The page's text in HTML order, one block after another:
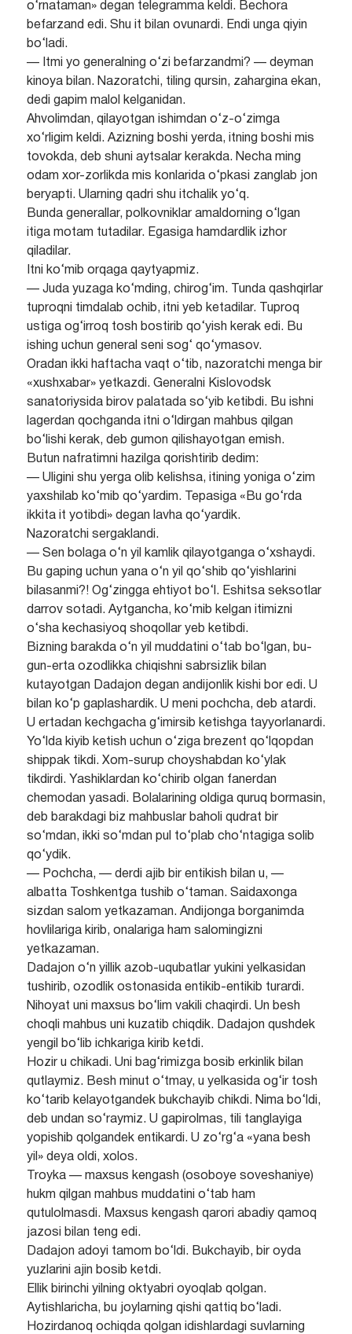
o‘rnataman» degan telegramma keldi. Bechora
befarzand edi. Shu it bilan ovunardi. Endi unga qiyin
bo‘ladi.
— Itmi yo generalning o‘zi befarzandmi? — deyman
kinoya bilan. Nazoratchi, tiling qursin, zahargina ekan,
dedi gapim malol kelganidan.
Ahvolimdan, qilayotgan ishimdan o‘z-o‘zimga
xo‘rligim keldi. Azizning boshi yerda, itning boshi mis
tovokda, deb shuni aytsalar kerakda. Necha ming
odam xor-zorlikda mis konlarida o‘pkasi zanglab jon
beryapti. Ularning qadri shu itchalik yo‘q.
Bunda generallar, polkovniklar amaldorning o‘lgan
itiga motam tutadilar. Egasiga hamdardlik izhor
qiladilar.
Itni ko‘mib orqaga qaytyapmiz.
— Juda yuzaga ko‘mding, chirog‘im. Tunda qashqirlar
tuproqni timdalab ochib, itni yeb ketadilar. Tuproq
ustiga og‘irroq tosh bostirib qo‘yish kerak edi. Bu
ishing uchun general seni sog‘ qo‘ymasov.
Oradan ikki haftacha vaqt o‘tib, nazoratchi menga bir
«xushxabar» yetkazdi. Generalni Kislovodsk
sanatoriysida birov palatada so‘yib ketibdi. Bu ishni
lagerdan qochganda itni o‘ldirgan mahbus qilgan
bo‘lishi kerak, deb gumon qilishayotgan emish.
Butun nafratimni hazilga qorishtirib dedim:
— Uligini shu yerga olib kelishsa, itining yoniga o‘zim
yaxshilab ko‘mib qo‘yardim. Tepasiga «Bu go‘rda
ikkita it yotibdi» degan lavha qo‘yardik.
Nazoratchi sergaklandi.
— Sen bolaga o‘n yil kamlik qilayotganga o‘xshaydi.
Bu gaping uchun yana o‘n yil qo‘shib qo‘yishlarini
bilasanmi?! Og‘zingga ehtiyot bo‘l. Eshitsa seksotlar
darrov sotadi. Aytgancha, ko‘mib kelgan itimizni
o‘sha kechasiyoq shoqollar yeb ketibdi.
Bizning barakda o‘n yil muddatini o‘tab bo‘lgan, bu-
gun-erta ozodlikka chiqishni sabrsizlik bilan
kutayotgan Dadajon degan andijonlik kishi bor edi. U
bilan ko‘p gaplashardik. U meni pochcha, deb atardi.
U ertadan kechgacha g‘imirsib ketishga tayyorlanardi.
Yo‘lda kiyib ketish uchun o‘ziga brezent qo‘lqopdan
shippak tikdi. Xom-surup choyshabdan ko‘ylak
tikdirdi. Yashiklardan ko‘chirib olgan fanerdan
chemodan yasadi. Bolalarining oldiga quruq bormasin,
deb barakdagi biz mahbuslar baholi qudrat bir
so‘mdan, ikki so‘mdan pul to‘plab cho‘ntagiga solib
qo‘ydik.
— Pochcha, — derdi ajib bir entikish bilan u, —
albatta Toshkentga tushib o‘taman. Saidaxonga
sizdan salom yetkazaman. Andijonga borganimda
hovlilariga kirib, onalariga ham salomingizni
yetkazaman.
Dadajon o‘n yillik azob-uqubatlar yukini yelkasidan
tushirib, ozodlik ostonasida entikib-entikib turardi.
Nihoyat uni maxsus bo‘lim vakili chaqirdi. Un besh
choqli mahbus uni kuzatib chiqdik. Dadajon qushdek
yengil bo‘lib ichkariga kirib ketdi.
Hozir u chikadi. Uni bag‘rimizga bosib erkinlik bilan
qutlaymiz. Besh minut o‘tmay, u yelkasida og‘ir tosh
ko‘tarib kelayotgandek bukchayib chikdi. Nima bo‘ldi,
deb undan so‘raymiz. U gapirolmas, tili tanglayiga
yopishib qolgandek entikardi. U zo‘rg‘a «yana besh
yil» deya oldi, xolos.
Troyka — maxsus kengash (osoboye soveshaniye)
hukm qilgan mahbus muddatini o‘tab ham
qutulolmasdi. Maxsus kengash qarori abadiy qamoq
jazosi bilan teng edi.
Dadajon adoyi tamom bo‘ldi. Bukchayib, bir oyda
yuzlarini ajin bosib ketdi.
Ellik birinchi yilning oktyabri oyoqlab qolgan.
Aytishlaricha, bu joylarning qishi qattiq bo‘ladi.
Hozirdanoq ochiqda qolgan idishlardagi suvlarning